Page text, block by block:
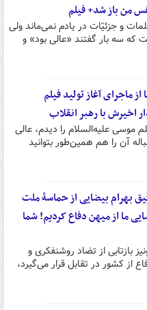
من باز شد+ فیلم
و جزئیّات در یادم نمی‌ماند ولی
که سه بار گفتند «عالی بود» و
ماجرای آغاز تولید فیلم
اخیرش با رهبر انقلاب
موسی علیه‌السلام را دیدم، عالی
آن را هم همین‌طور بتوانید
بهرام بیضایی از حماسۀ ملت
ما از میهن دفاع کردیم! شما
بازتابی از تضاد روشنفکری و
از کشور در تقابل قرار می‌گیرد،